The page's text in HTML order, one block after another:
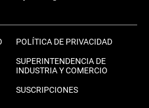
POLÍTICA DE PRIVACIDAD
SUPERINTENDENCIA DE
INDUSTRIA Y COMERCIO
SUSCRIPCIONES